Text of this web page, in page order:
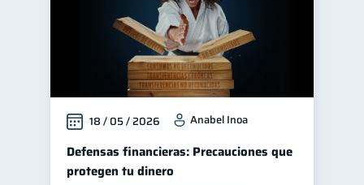
18 / 05 / 2026 Anabel Inoa
Defensas financieras: Precauciones que
protegen tu dinero